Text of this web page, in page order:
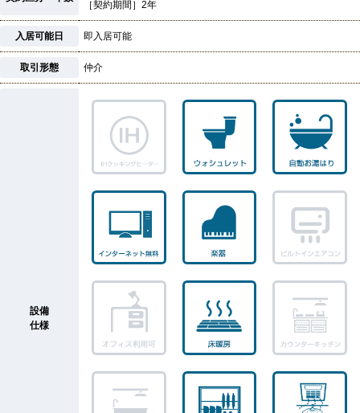
［契約期間］2年
入居可能日 即入居可能
取引形態 仲介
設備
仕様